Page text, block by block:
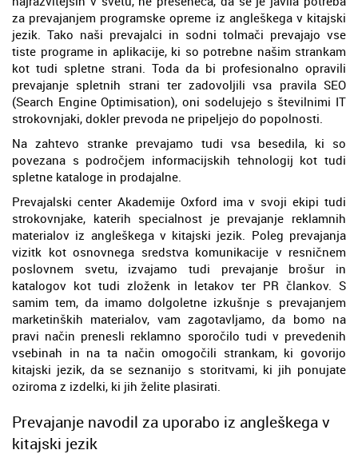
za prevajanjem programske opreme iz angleškega v kitajski
jezik. Tako naši prevajalci in sodni tolmači prevajajo vse
tiste programe in aplikacije, ki so potrebne našim strankam
kot tudi spletne strani. Toda da bi profesionalno opravili
prevajanje spletnih strani ter zadovoljili vsa pravila SEO
(Search Engine Optimisation), oni sodelujejo s številnimi IT
strokovnjaki, dokler prevoda ne pripeljejo do popolnosti.
Na zahtevo stranke prevajamo tudi vsa besedila, ki so
povezana s področjem informacijskih tehnologij kot tudi
spletne kataloge in prodajalne.
Prevajalski center Akademije Oxford ima v svoji ekipi tudi
strokovnjake, katerih specialnost je prevajanje reklamnih
materialov iz angleškega v kitajski jezik. Poleg prevajanja
vizitk kot osnovnega sredstva komunikacije v resničnem
poslovnem svetu, izvajamo tudi prevajanje brošur in
katalogov kot tudi zloženk in letakov ter PR člankov. S
samim tem, da imamo dolgoletne izkušnje s prevajanjem
marketinških materialov, vam zagotavljamo, da bomo na
pravi način prenesli reklamno sporočilo tudi v prevedenih
vsebinah in na ta način omogočili strankam, ki govorijo
kitajski jezik, da se seznanijo s storitvami, ki jih ponujate
oziroma z izdelki, ki jih želite plasirati.
Prevajanje navodil za uporabo iz angleškega v
kitajski jezik